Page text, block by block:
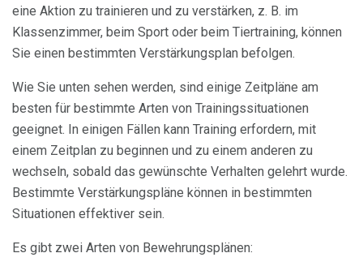
eine Aktion zu trainieren und zu verstärken, z. B. im
Klassenzimmer, beim Sport oder beim Tiertraining, können
Sie einen bestimmten Verstärkungsplan befolgen.
Wie Sie unten sehen werden, sind einige Zeitpläne am
besten für bestimmte Arten von Trainingssituationen
geeignet. In einigen Fällen kann Training erfordern, mit
einem Zeitplan zu beginnen und zu einem anderen zu
wechseln, sobald das gewünschte Verhalten gelehrt wurde.
Bestimmte Verstärkungspläne können in bestimmten
Situationen effektiver sein.
Es gibt zwei Arten von Bewehrungsplänen: